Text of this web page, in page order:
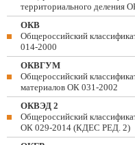
территориального деления
ОКВ
Общероссийский
014-2000
ОКВГУМ
Общероссийский
материалов ОК 031-2002
ОКВЭД 2
Общероссийский
ОК 029-2014 (КДЕС РЕД. 2)